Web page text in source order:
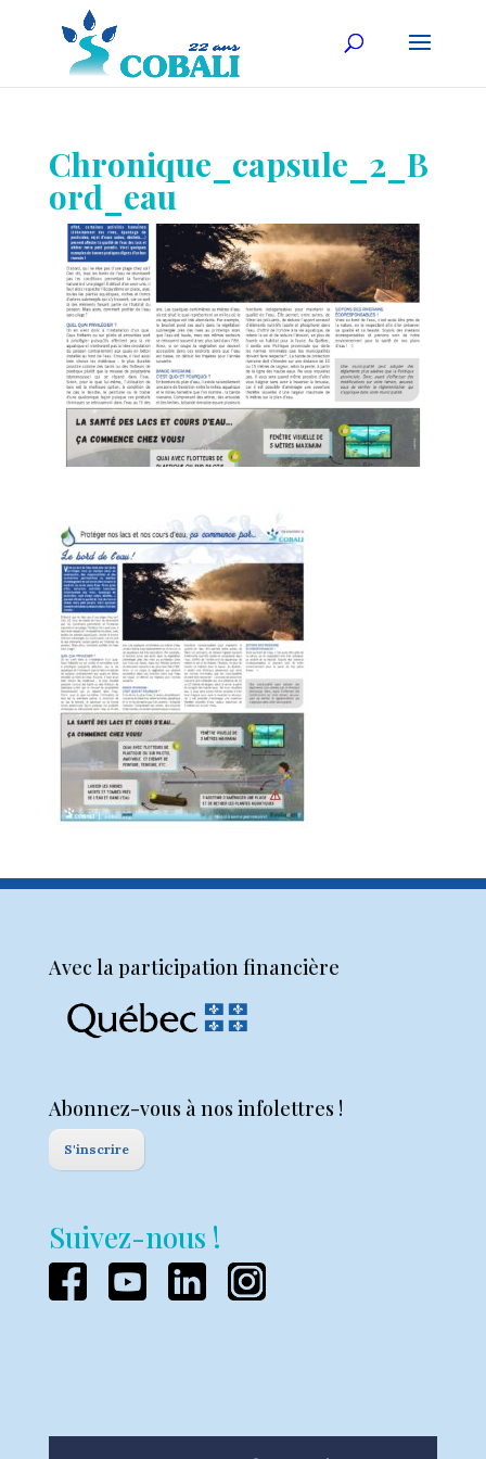
Chronique_capsule_2_B
ord_eau
Avec la participation financière
Abonnez-vous à nos infolettres !
S'inscrire
Suivez-nous !